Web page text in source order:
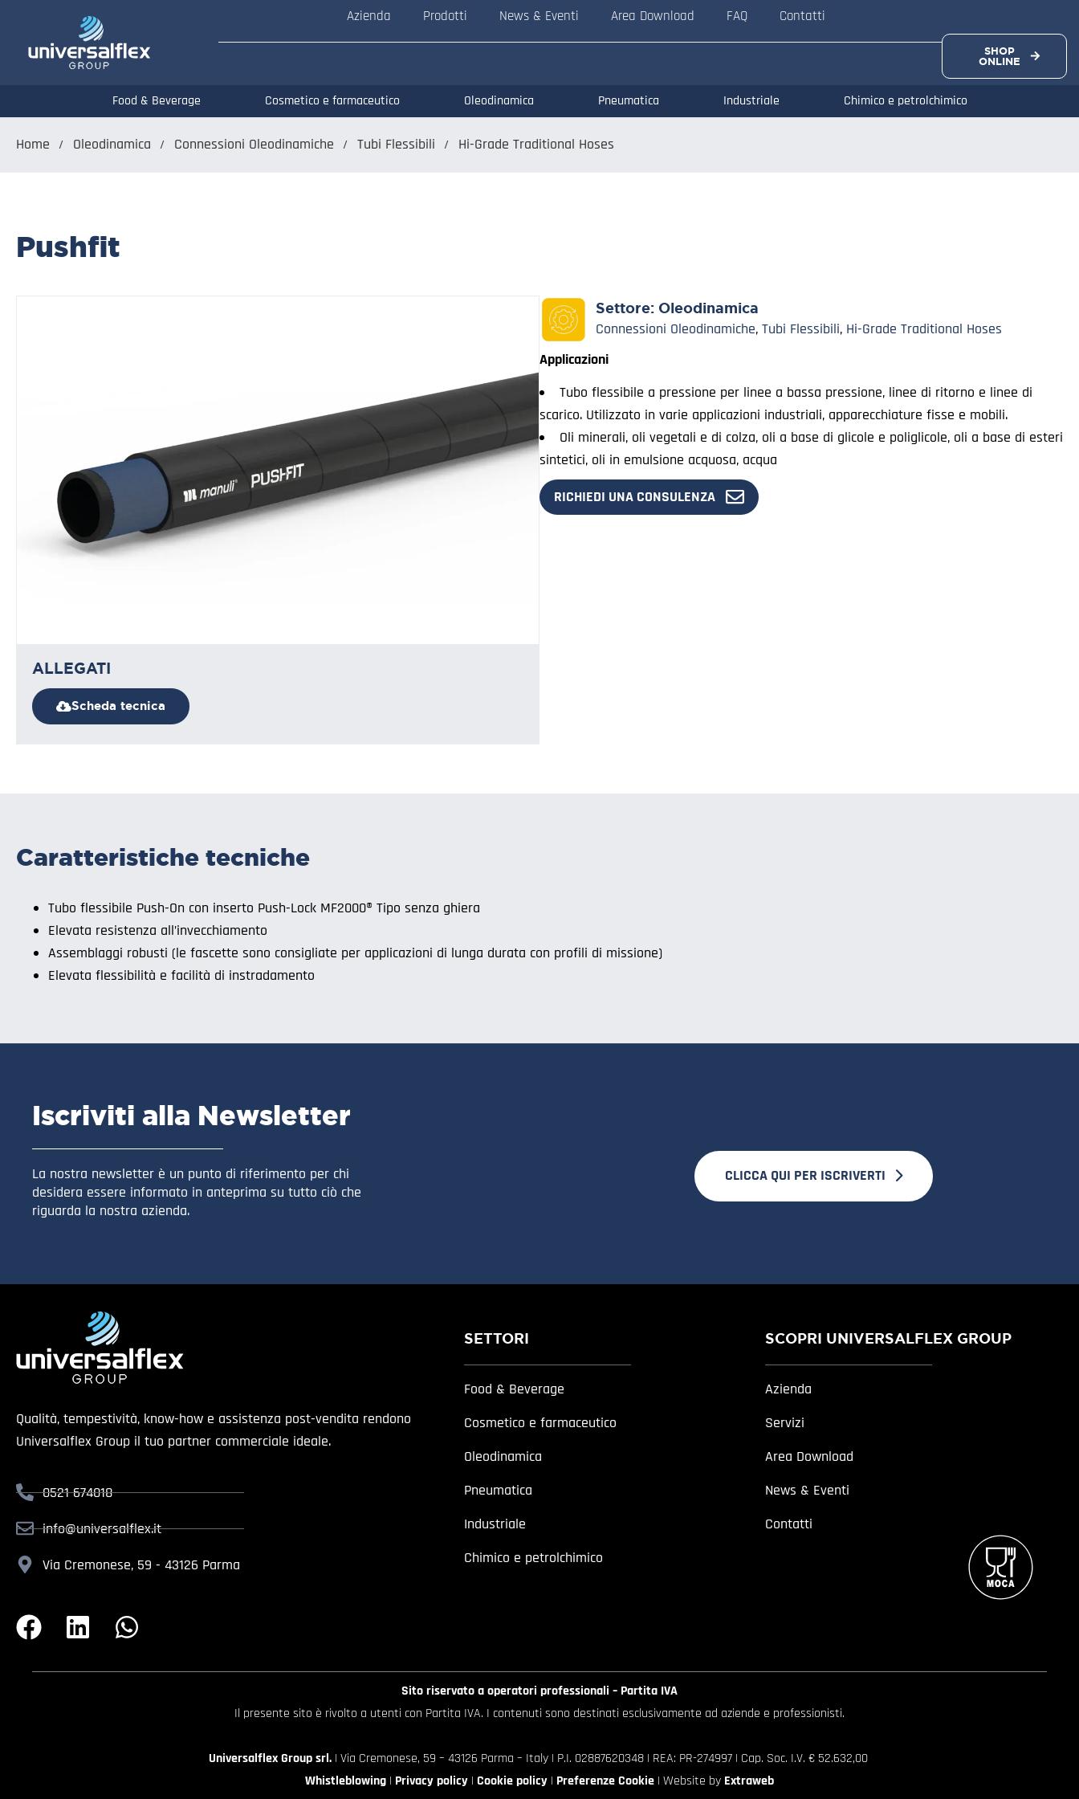
Azienda Prodotti News & Eventi Area Download FAQ Contatti
SHOP
ONLINE
Food & Beverage Cosmetico e farmaceutico Oleodinamica Pneumatica Industriale Chimico e petrolchimico
Home Oleodinamica Connessioni Oleodinamiche Tubi Flessibili Hi-Grade Traditional Hoses
Pushfit
ALLEGATI
Scheda tecnica
Settore: Oleodinamica
Connessioni Oleodinamiche, Tubi Flessibili, Hi-Grade Traditional Hoses
Applicazioni
Tubo flessibile a pressione per linee a bassa pressione, linee di ritorno e linee di
scarico. Utilizzato in varie applicazioni industriali, apparecchiature fisse e mobili.
Oli minerali, oli vegetali e di colza, oli a base di glicole e poliglicole, oli a base di esteri
sintetici, oli in emulsione acquosa, acqua
RICHIEDI UNA CONSULENZA
Caratteristiche tecniche
Tubo flessibile Push-On con inserto Push-Lock MF2000® Tipo senza ghiera
Elevata resistenza all’invecchiamento
Assemblaggi robusti (le fascette sono consigliate per applicazioni di lunga durata con profili di missione)
Elevata flessibilità e facilità di instradamento
Iscriviti alla Newsletter
La nostra newsletter è un punto di riferimento per chi
desidera essere informato in anteprima su tutto ciò che
riguarda la nostra azienda.
CLICCA QUI PER ISCRIVERTI
Qualità, tempestività, know-how e assistenza post-vendita rendono
Universalflex Group il tuo partner commerciale ideale.
0521 674018
info@universalflex.it
Via Cremonese, 59 - 43126 Parma
SETTORI
Food & Beverage
Cosmetico e farmaceutico
Oleodinamica
Pneumatica
Industriale
Chimico e petrolchimico
SCOPRI UNIVERSALFLEX GROUP
Azienda
Servizi
Area Download
News & Eventi
Contatti
Sito riservato a operatori professionali – Partita IVA
Il presente sito è rivolto a utenti con Partita IVA. I contenuti sono destinati esclusivamente ad aziende e professionisti.
Universalflex Group srl.| Via Cremonese, 59 – 43126 Parma – Italy | P.I. 02887620348 | REA: PR-274997 | Cap. Soc. I.V. € 52.632,00
Whistleblowing | Privacy policy | Cookie policy | Preferenze Cookie | Website by Extraweb